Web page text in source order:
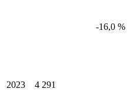
-16,0 %
2023 4 291